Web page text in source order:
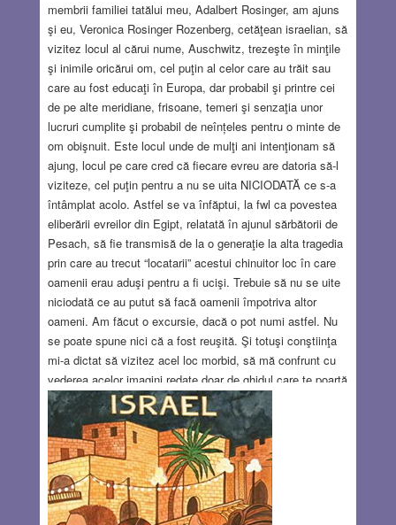
membrii familiei tatălui meu, Adalbert Rosinger, am ajuns
şi eu, Veronica Rosinger Rozenberg, cetăţean israelian, să
vizitez locul al cărui nume, Auschwitz, trezeşte în minţile
şi inimile oricărui om, cel puţin al celor care au trăit sau
care au fost educaţi în Europa, dar probabil şi printre cei
de pe alte meridiane, frisoane, temeri şi senzaţia unor
lucruri cumplite şi probabil de neînțeles pentru o minte de
om obişnuit. Este locul unde de mulţi ani intenţionam să
ajung, locul pe care cred că fiecare evreu are datoria să-l
viziteze, cel puţin pentru a nu se uita NICIODATĂ ce s-a
întâmplat acolo. Astfel se va înfăptui, la fwl ca povestea
eliberării evreilor din Egipt, relatată în ajunul sărbătorii de
Pesach, să fie transmisă de la o generaţie la alta tragedia
prin care au trecut “locatarii” acestui chinuitor loc în care
oamenii erau aduşi pentru a fi ucişi. Trebuie să nu se uite
niciodată ce au putut să facă oamenii împotriva altor
oameni. Am făcut o excursie, dacă o pot numi astfel. Nu
se poate spune nici că a fost reuşită. Şi totuşi conştiinţa
mi-a dictat să vizitez acel loc morbid, să mă confrunt cu
vederea acelor imagini redate doar de ghidul care te poartă
prin locurile înfăptuirii crimelor, sau de exponate, urme
veşnice şi zguduitoare pentru posteritate, urme despre
care auzisem, citisem, le văzusem în poze şi totuși nu mi-
aş fi putut niciodată imagina că a fost adevărat, că a fost
chiar aşa cum reiese din poveşti şi relicve.
MAY 30, 2019 2 COMMENTS